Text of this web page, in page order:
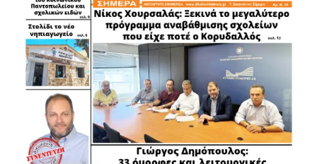
αποκτά ακόμη μεγαλύτερη αξία. Γιατί μια ασφαλής πόλη
δεν χτίζεται μόνο με περισσότερες περιπολίες,
περισσότερους αστυνομικούς και αποτελεσματικότερες
επιχειρήσεις.
Χτίζεται και με τη συνεργασία της τοπικής κοινωνίας. Με
έναν Δήμο που διεκδικεί μεγαλύτερη αστυνόμευση, με μια
Αστυνομία που είναι παρούσα και επεμβαίνει και, κυρίως,
με πολίτες που δεν επιλέγουν τη σιωπή όταν βλέπουν το
έγκλημα δίπλα τους.